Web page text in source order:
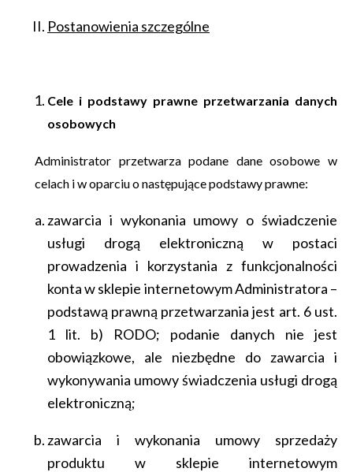
Postanowienia szczególne
Cele i podstawy prawne przetwarzania danych
osobowych
Administrator przetwarza podane dane osobowe w
celach i w oparciu o następujące podstawy prawne:
zawarcia i wykonania umowy o świadczenie
usługi drogą elektroniczną w postaci
prowadzenia i korzystania z funkcjonalności
konta w sklepie internetowym Administratora –
podstawą prawną przetwarzania jest art. 6 ust.
1 lit. b) RODO; podanie danych nie jest
obowiązkowe, ale niezbędne do zawarcia i
wykonywania umowy świadczenia usługi drogą
elektroniczną;
zawarcia i wykonania umowy sprzedaży
produktu w sklepie internetowym